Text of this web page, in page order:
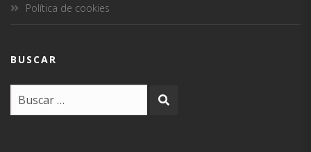
Política de cookies
BUSCAR